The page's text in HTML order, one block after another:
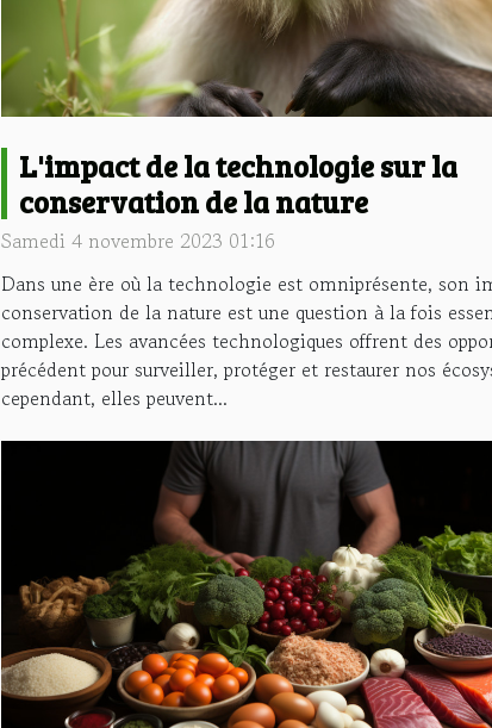
L'impact de la technologie sur la
conservation de la nature
Samedi 4 novembre 2023 01:16
Dans une ère où la technologie est omniprésente, son
conservation de la nature est une question à la fois
complexe. Les avancées technologiques offrent des
précédent pour surveiller, protéger et restaurer nos
cependant, elles peuvent...